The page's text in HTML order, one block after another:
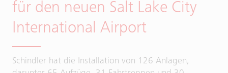
für den neuen Salt Lake City
International Airport
Schindler hat die Installation von 126 Anlagen,